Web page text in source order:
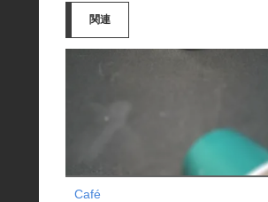
関連
Café